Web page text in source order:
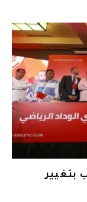
بتغيير